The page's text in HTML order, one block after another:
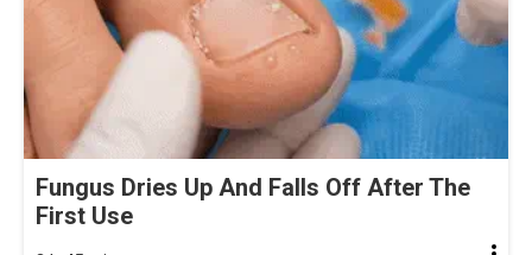
Fungus Dries Up And Falls Off After The
First Use